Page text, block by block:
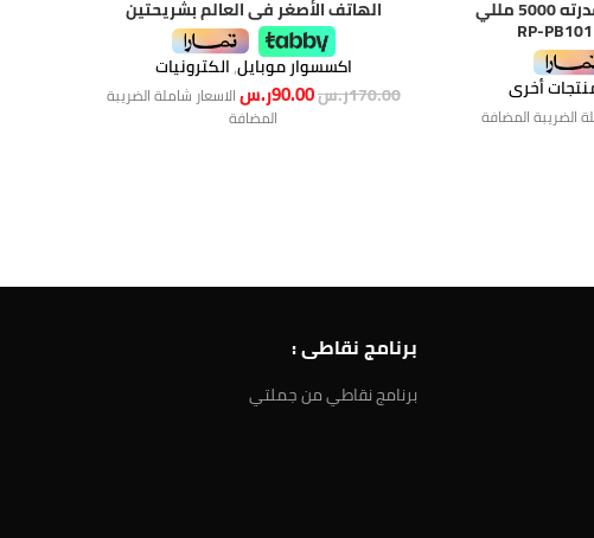
راف باور شاحن جداري قدرته 5000 مللي
أخرى
الضريبة المضافة
الهاتف الأصغر فى العالم بشريحتين
اكسسوار موبايل,الكترونيات
170.00ر.س90.00ر.سالاسعار شاملة الضريبة
المضافة
برنامج نقاطى :
برنامج نقاطي من جملتي